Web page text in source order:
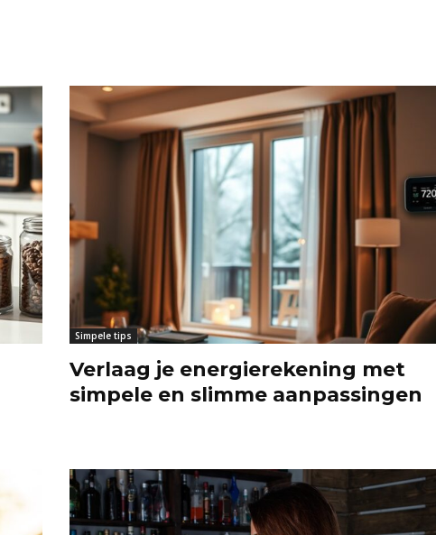
Simpele tips
Verlaag je energierekening met
simpele en slimme aanpassingen